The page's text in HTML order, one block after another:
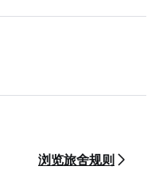
浏览旅舍规则